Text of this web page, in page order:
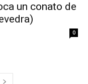
un conato de
0